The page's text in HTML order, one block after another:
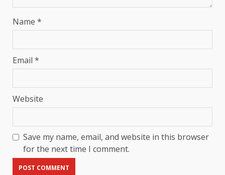
Name *
Email *
Website
Save my name, email, and website in this browser
for the next time I comment.